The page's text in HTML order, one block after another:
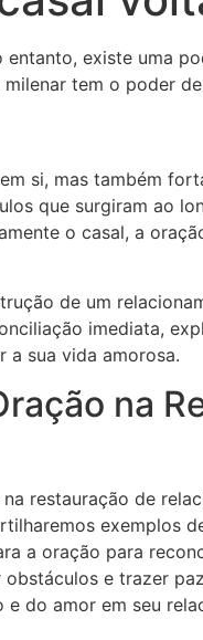
existe uma
tem o poder
si, mas também
que surgiram ao
o casal, a
de um
imediata,
a sua vida amorosa.
na
restauração de
exemplos
a oração para
e trazer
do amor em seu